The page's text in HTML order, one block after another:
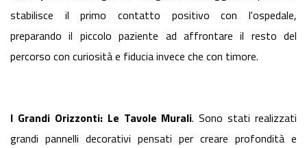
stabilisce il primo contatto positivo con l'ospedale,
preparando il piccolo paziente ad affrontare il resto del
percorso con curiosità e fiducia invece che con timore.
I Grandi Orizzonti: Le Tavole Murali. Sono stati realizzati
grandi pannelli decorativi pensati per creare profondità e